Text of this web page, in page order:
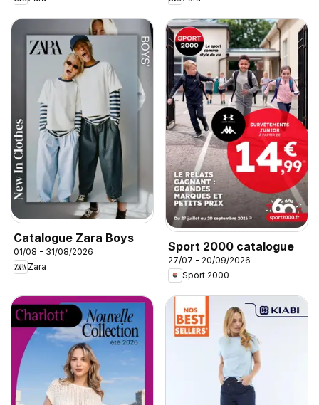
Catalogue Zara Boys
01/08 - 31/08/2026
Zara
Sport 2000 catalogue
27/07 - 20/09/2026
Sport 2000